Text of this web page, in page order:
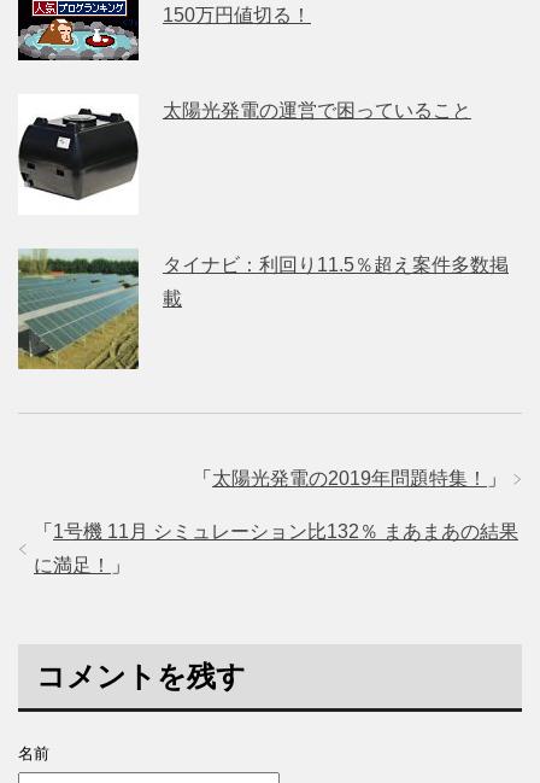
150万円値切る！
太陽光発電の運営で困っていること
タイナビ：利回り11.5％超え案件多数掲
載
「 太陽光発電の2019年問題特集！ 」
「 1号機 11月 シミュレーション比132％ まあまあの結果
に満足！
」
コメントを残す
名前